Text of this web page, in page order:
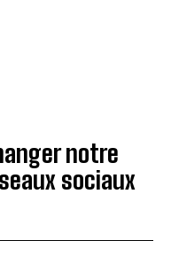
notre
sociaux